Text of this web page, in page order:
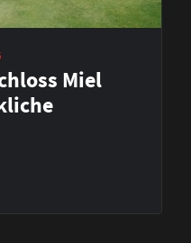
Miel